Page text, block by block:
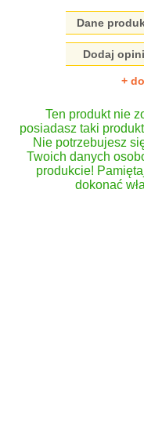
Dane
Dodaj
+
Ten produkt nie
posiadasz taki
Nie potrzebujesz
Twoich danych
produkcie!
dokonać